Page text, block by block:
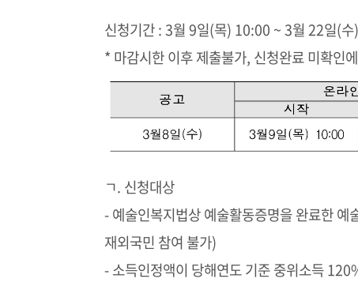
신청기간 : 3월 9일(목) 10:00 ~ 3월 22일(
* 마감시한 이후 제출불가, 신청완료 미확인
ㄱ. 신청대상
- 예술인복지법상 예술활동증명을 완료한
재외국민 참여 불가)
- 소득인정액이 당해연도 기준 중위소득